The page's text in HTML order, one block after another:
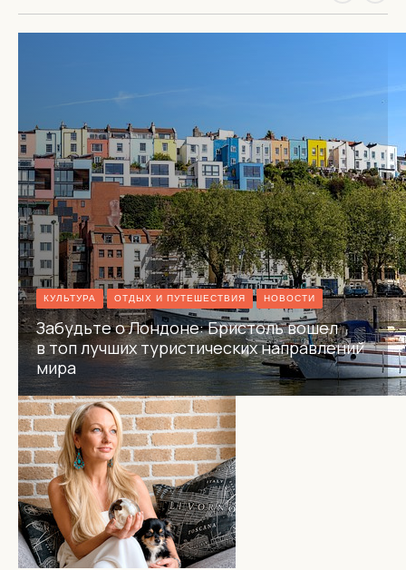
КУЛЬТУРА ОТДЫХ И ПУТЕШЕСТВИЯ НОВОСТИ
Забудьте о Лондоне: Бристоль вошел
в топ лучших туристических направлений
мира